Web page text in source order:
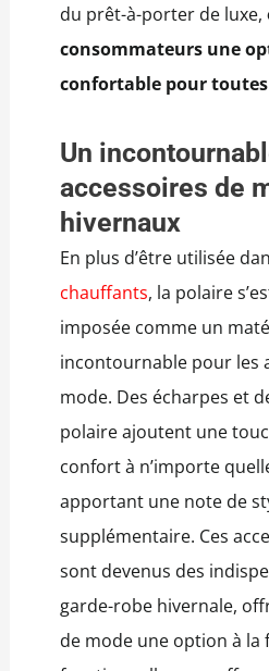
du prêt-à-porter de luxe,
consommateurs une
confortable pour toutes
Un
accessoires de
hivernaux
En plus d’être utilisée
chauffants, la polaire
imposée comme un
incontournable pour les
mode. Des écharpes et
polaire ajoutent une
confort à n’importe
apportant une note de
supplémentaire. Ces
sont devenus des
garde-robe hivernale,
de mode une option à la